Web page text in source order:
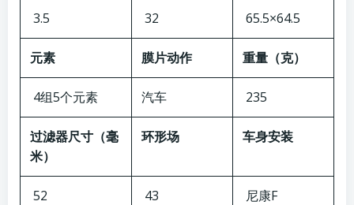
3.5 32 65.5×64.5
元素 膜片动作 重量（克）
4组5个元素 汽车 235
过滤器尺寸（毫
米）
环形场 车身安装
52 43 尼康F